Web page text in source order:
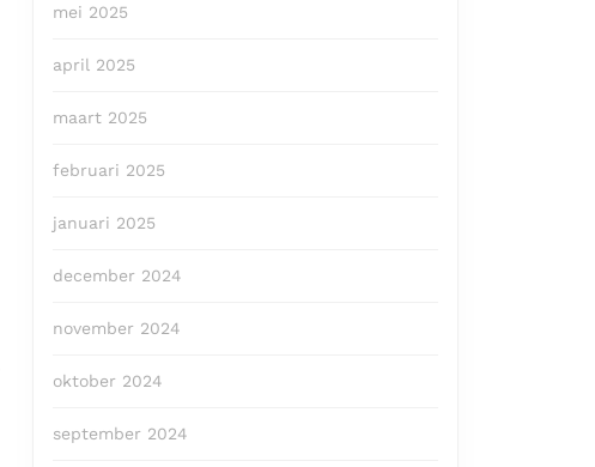
mei 2025
april 2025
maart 2025
februari 2025
januari 2025
december 2024
november 2024
oktober 2024
september 2024